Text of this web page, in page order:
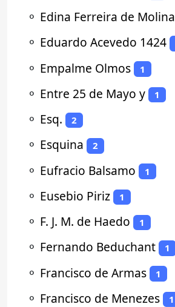
⚬ Edina Ferreira de Molina
⚬ Eduardo Acevedo 1424
⚬ Empalme Olmos 1
⚬ Entre 25 de Mayo y 1
⚬ Esq. 2
⚬ Esquina 2
⚬ Eufracio Balsamo 1
⚬ Eusebio Piriz 1
⚬ F. J. M. de Haedo 1
⚬ Fernando Beduchant 1
⚬ Francisco de Armas 1
⚬ Francisco de Menezes 1